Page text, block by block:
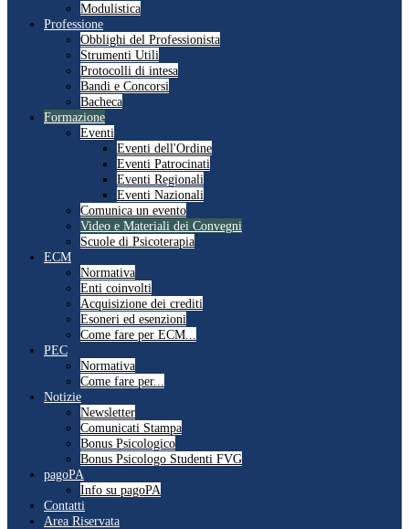
Modulistica
Professione
Obblighi del Professionista
Strumenti Utili
Protocolli di intesa
Bandi e Concorsi
Bacheca
Formazione
Eventi
Eventi dell'Ordine
Eventi Patrocinati
Eventi Regionali
Eventi Nazionali
Comunica un evento
Video e Materiali dei Convegni
Scuole di Psicoterapia
ECM
Normativa
Enti coinvolti
Acquisizione dei crediti
Esoneri ed esenzioni
Come fare per ECM...
PEC
Normativa
Come fare per...
Notizie
Newsletter
Comunicati Stampa
Bonus Psicologico
Bonus Psicologo Studenti FVG
pagoPA
Info su pagoPA
Contatti
Area Riservata